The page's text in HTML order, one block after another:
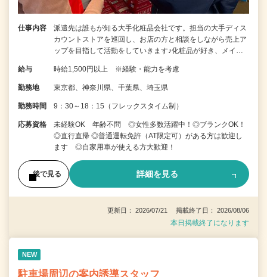
仕事内容
派遣先は誰もが知る大手化粧品会社です。担当の大手ディス
カウントストアを巡回し、お店の方と相談をしながら売上ア
ップを目指して活動をしていきます♪化粧品が好き、メイ…
給与 時給1,500円以上 ※経験・能力を考慮
勤務地 東京都、神奈川県、千葉県、埼玉県
勤務時間 9：30～18：15（フレックスタイム制）
応募資格
未経験OK 年齢不問 ◎女性多数活躍中！◎ブランクOK！
◎直行直帰 ◎普通運転免許（AT限定可）がある方は歓迎し
ます ◎自家用車が使える方大歓迎！
後で見る 詳細を見る
更新日： 2026/07/21 掲載終了日： 2026/08/06
本日掲載終了になります
NEW
駐車場周辺の案内誘導スタッフ